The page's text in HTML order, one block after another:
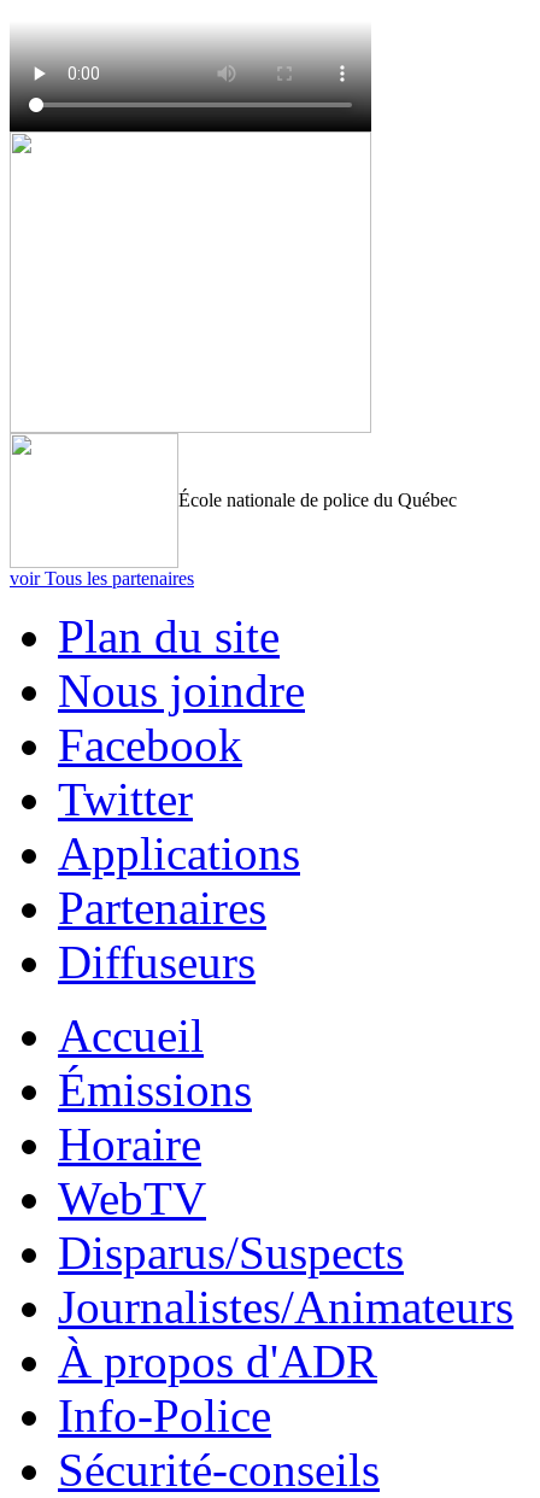
École nationale de police du Québec
voir Tous les partenaires
Plan du site
Nous joindre
Facebook
Twitter
Applications
Partenaires
Diffuseurs
Accueil
Émissions
Horaire
WebTV
Disparus/Suspects
Journalistes/Animateurs
À propos d'ADR
Info-Police
Sécurité-conseils